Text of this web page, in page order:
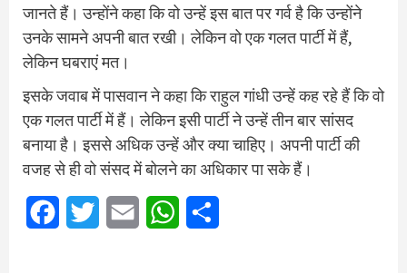
जानते हैं। उन्‍होंने कहा कि वो उन्‍हें इस बात पर गर्व है कि उन्‍होंने
उनके सामने अपनी बात रखी। लेकिन वो एक गलत पार्टी में हैं,
लेकिन घबराएं मत।
इसके जवाब में पासवान ने कहा कि राहुल गांधी उन्‍हें कह रहे हैं कि वो
एक गलत पार्टी में हैं। लेकिन इसी पार्टी ने उन्‍हें तीन बार सांसद
बनाया है। इससे अधिक उन्‍हें और क्‍या चाहिए। अपनी पार्टी की
वजह से ही वो संसद में बोलने का अधिकार पा सके हैं।
FacebookTwitter Email WhatsApp